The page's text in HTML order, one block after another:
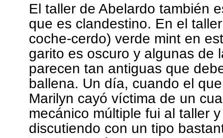
El taller de Abelardo también
que es clandestino. En el
coche-cerdo) verde mint en
garito es oscuro y algunas de
parecen tan antiguas que
ballena. Un día, cuando el
Marilyn cayó víctima de un
mecánico múltiple fui al taller
discutiendo con un tipo